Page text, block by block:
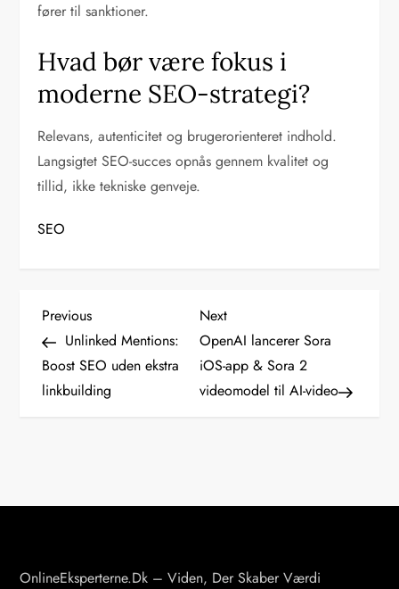
fører til sanktioner.
Hvad bør være fokus i
moderne SEO-strategi?
Relevans, autenticitet og brugerorienteret indhold.
Langsigtet SEO-succes opnås gennem kvalitet og
tillid, ikke tekniske genveje.
SEO
I
n
d
g
Previous
Post
Previous
Unlinked Mentions:
Boost SEO uden ekstra
linkbuilding
Next
Post
Next
OpenAI lancerer Sora
iOS-app & Sora 2
videomodel til AI-video
OnlineEksperterne.dk – Viden, Der Skaber Værdi